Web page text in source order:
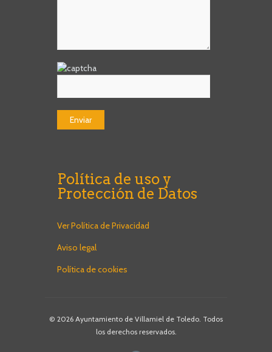
Política de uso y
Protección de Datos
Ver Política de Privacidad
Aviso legal
Política de cookies
© 2026 Ayuntamiento de Villamiel de Toledo. Todos
los derechos reservados.